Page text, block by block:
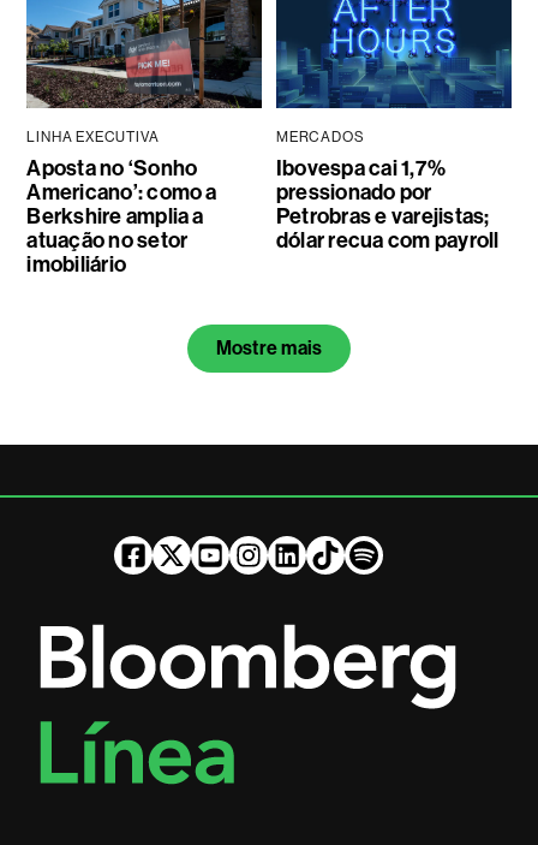
LINHA EXECUTIVA
Aposta no ‘Sonho
Americano’: como a
Berkshire amplia a
atuação no setor
imobiliário
MERCADOS
Ibovespa cai 1,7%
pressionado por
Petrobras e varejistas;
dólar recua com payroll
Mostre mais